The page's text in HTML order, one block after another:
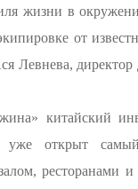
жизни в
от
Левнева,
китайский
открыт самый
ресторанами